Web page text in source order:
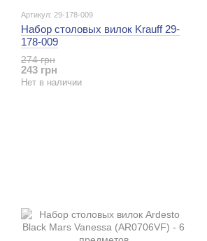
Артикул: 29-178-009
Набор столовых вилок Krauff 29-
178-009
274 грн
243 грн
Нет в наличии